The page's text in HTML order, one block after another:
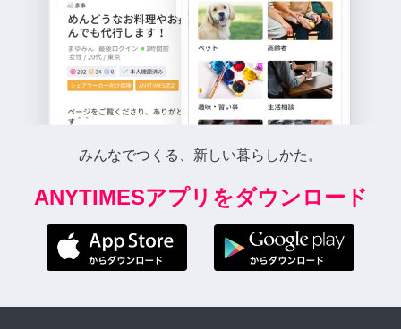
みんなでつくる、新しい暮らしかた。
ANYTIMESアプリをダウンロード